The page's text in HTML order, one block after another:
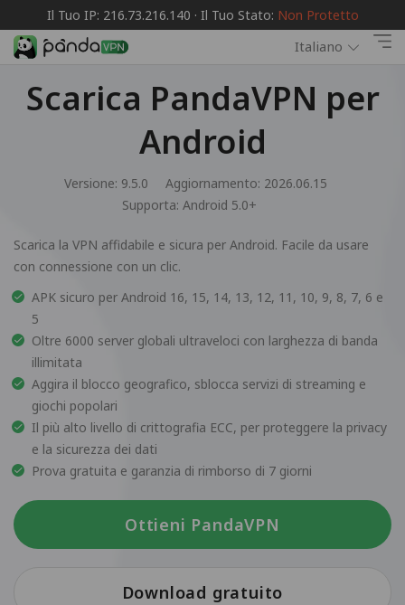
Il Tuo IP: 216.73.216.140 · Il Tuo Stato: Non Protetto
Italiano
Scarica PandaVPN per
Android
Versione: 9.5.0
Aggiornamento: 2026.06.15
Supporta: Android 5.0+
Scarica la VPN affidabile e sicura per Android. Facile da usare
con connessione con un clic.
APK sicuro per Android 16, 15, 14, 13, 12, 11, 10, 9, 8, 7, 6 e
5
Oltre 6000 server globali ultraveloci con larghezza di banda
illimitata
Aggira il blocco geografico, sblocca servizi di streaming e
giochi popolari
Il più alto livello di crittografia ECC, per proteggere la privacy
e la sicurezza dei dati
Prova gratuita e garanzia di rimborso di 7 giorni
Ottieni PandaVPN
Download gratuito